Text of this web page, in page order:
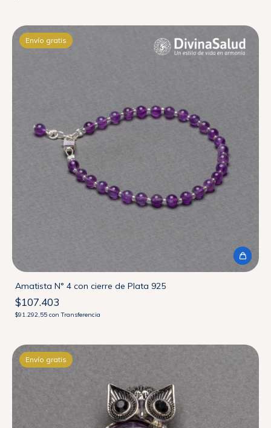
Envío gratis
Amatista N° 4 con cierre de Plata 925
$107.403
$91.292,55 con Transferencia
Envío gratis